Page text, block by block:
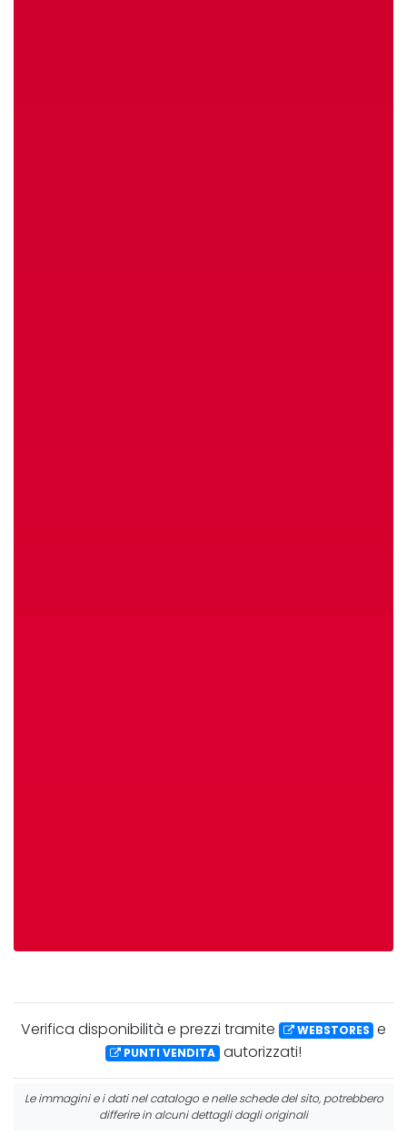
Verifica disponibilità e prezzi tramite WEBSTORES e
PUNTI VENDITA autorizzati!
Le immagini e i dati nel catalogo e nelle schede del sito, potrebbero
differire in alcuni dettagli dagli originali